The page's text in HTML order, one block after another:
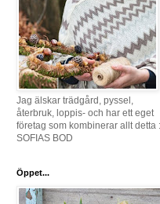
Jag älskar trädgård, pyssel,
återbruk, loppis- och har ett eget
företag som kombinerar allt detta :
SOFIAS BOD
Öppet...